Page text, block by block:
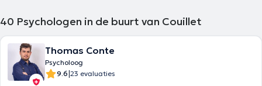
40 Psychologen in de buurt van Couillet
Thomas Conte
Psycholoog
9.6|23 evaluaties